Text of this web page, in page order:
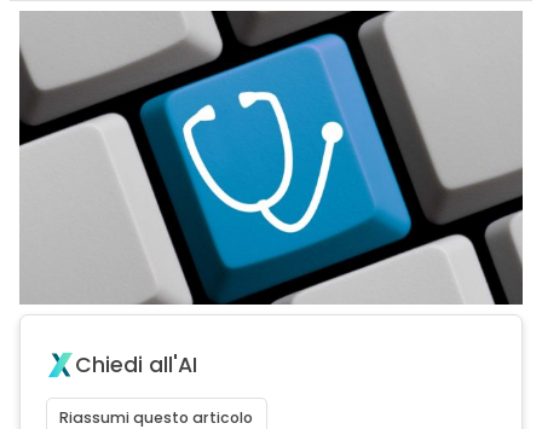
Chiedi all'AI
Riassumi questo articolo